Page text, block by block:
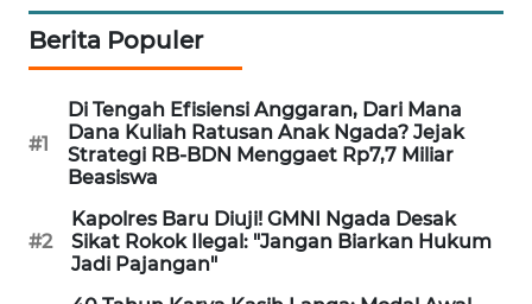
Berita Populer
#1
Di Tengah Efisiensi Anggaran, Dari Mana
Dana Kuliah Ratusan Anak Ngada? Jejak
Strategi RB-BDN Menggaet Rp7,7 Miliar
Beasiswa
#2
Kapolres Baru Diuji! GMNI Ngada Desak
Sikat Rokok Ilegal: "Jangan Biarkan Hukum
Jadi Pajangan"
NEWS
SIBARAGAS
NEWS
METRO
SIANTAR
NEWS
METRO